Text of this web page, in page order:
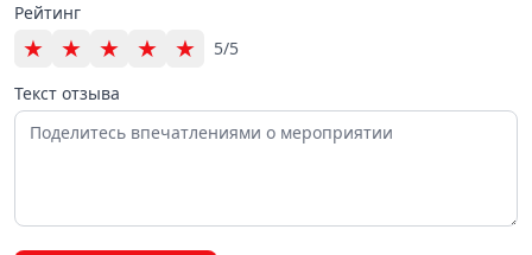
Рейтинг
★ ★ ★ ★ ★
5/5
Текст отзыва